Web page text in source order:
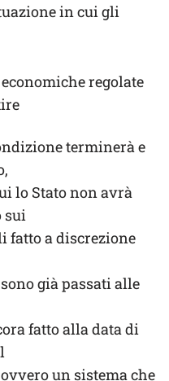
in cui gli
regolate
terminerà e
lo Stato non avrà
sui
fatto a discrezione
già passati alle
fatto alla data di
un sistema che